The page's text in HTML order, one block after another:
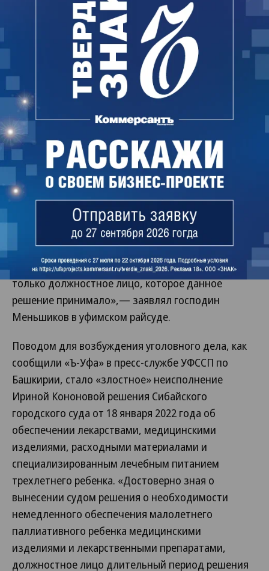
дислоцированное в этом городе третье
следственное управление ГСУ СКР.
Ходатайство представителя прокуратуры
поддержал ведущий дознаватель управления
ФССП по Башкирии Ильшат Надербаев, а адвокат
Владислав Меньшиков, представляющий в суде
интересы Ирины Кононовой, был против.
«В Нижнем Новгороде нам никто сказать не
сможет, какие были поводы и основания для
возбуждения уголовного дела. Каким образом
проводилась проверка. У нас цель-то какая:
установить, соблюдены ли требования уголовно-
процессуального кодекса при вынесении
процессуального решения о возбуждении
уголовного дела. Нам об этом сможет сказать
только должностное лицо, которое данное
решение принимало»,— заявлял господин
Меньшиков в уфимском райсуде.
Поводом для возбуждения уголовного дела, как
сообщили «Ъ-Уфа» в пресс-службе УФССП по
Башкирии, стало «злостное» неисполнение
Ириной Кононовой решения Сибайского
городского суда от 18 января 2022 года об
обеспечении лекарствами, медицинскими
изделиями, расходными материалами и
специализированным лечебным питанием
трехлетнего ребенка. «Достоверно зная о
вынесении судом решения о необходимости
немедленного обеспечения малолетнего
паллиативного ребенка медицинскими
изделиями и лекарственными препаратами,
должностное лицо длительный период решения